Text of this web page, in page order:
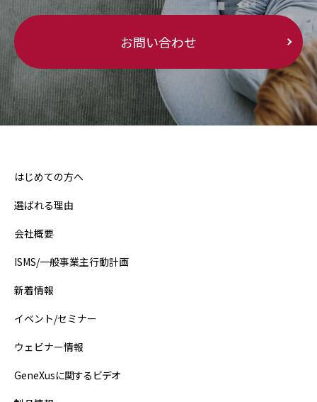
お問い合わせ
はじめての方へ
選ばれる理由
会社概要
ISMS/一般事業主行動計画
新着情報
イベント/セミナー
ウェビナー情報
GeneXusに関するビデオ